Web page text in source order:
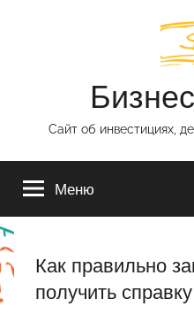
Сайт об инвестициях,
Меню
Как правильно
получить справку